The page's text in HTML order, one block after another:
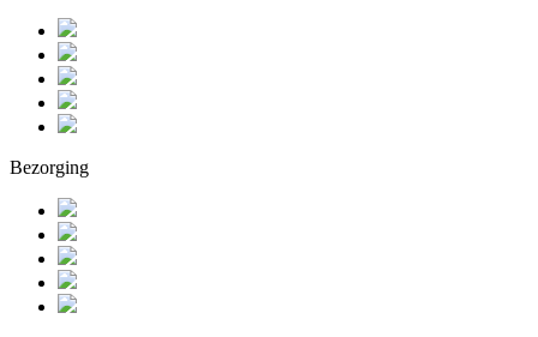
Bezorging